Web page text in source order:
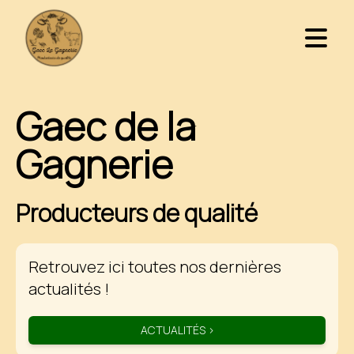
Open
Gaec de la
Gagnerie
Producteurs de qualité
Retrouvez ici toutes nos dernières
actualités !
ACTUALITÉS >